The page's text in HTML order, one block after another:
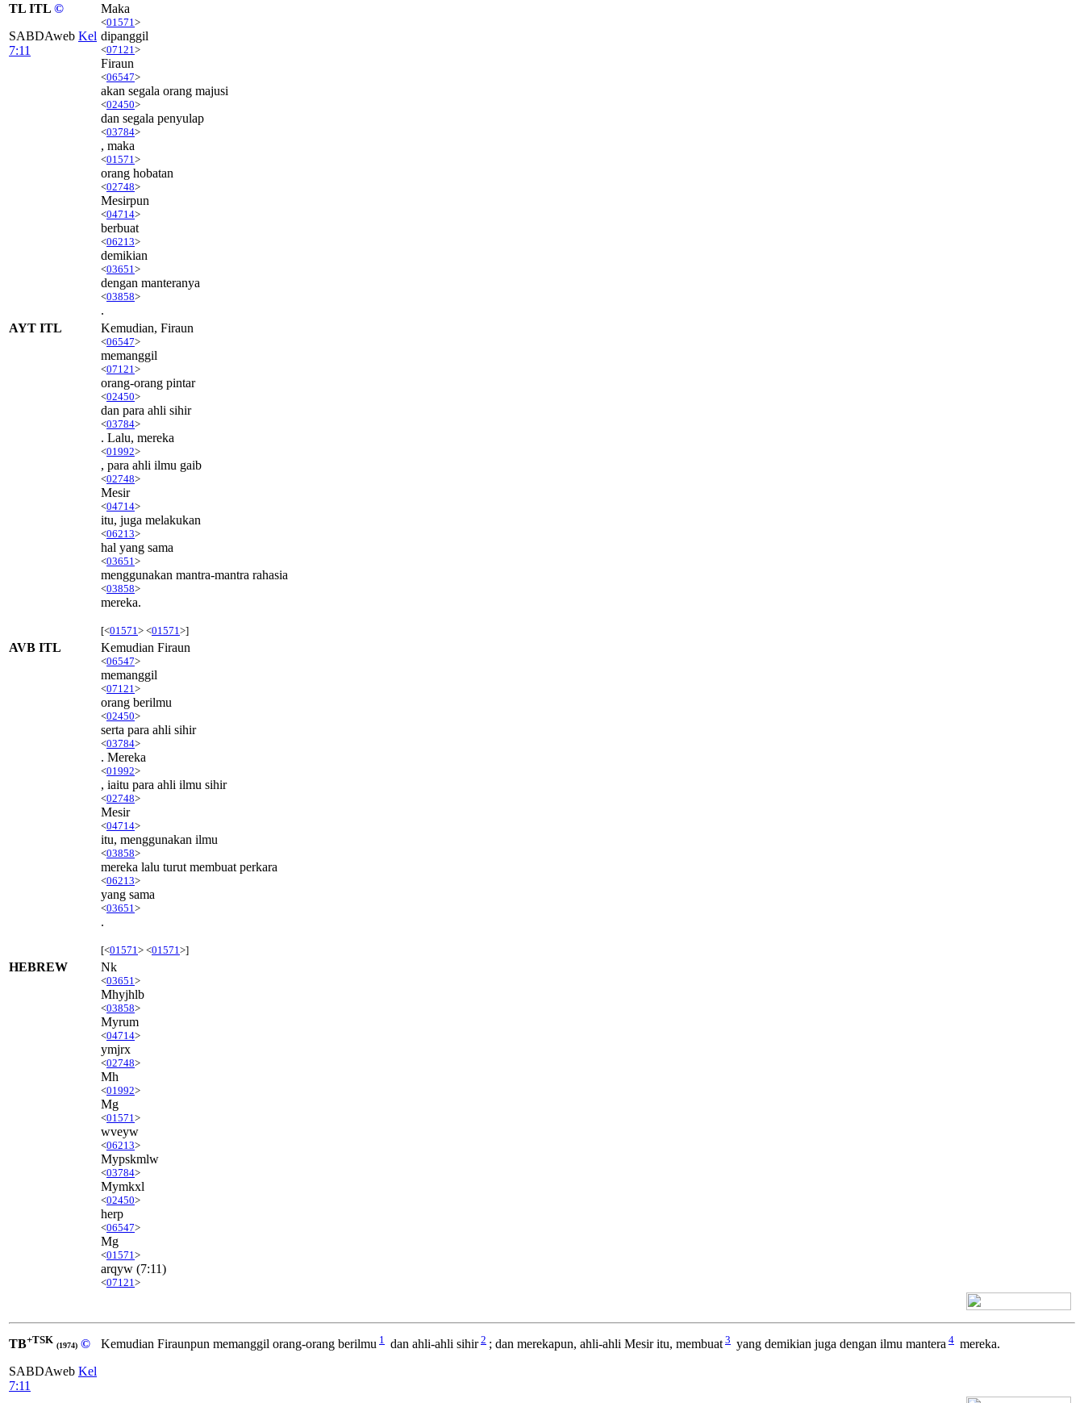
TL ITL ©
SABDAweb Kel
7:11
Maka
<01571 >
dipanggil
<07121 >
Firaun
<06547>
akan segala orang majusi
<02450>
dan segala penyulap
<03784>
, maka
<01571 >
orang hobatan
<02748>
Mesirpun
<04714>
berbuat
<06213>
demikian
<03651 >
dengan manteranya
<03858>
.
AYT ITL
Kemudian, Firaun
<06547>
memanggil
<07121 >
orang-orang pintar
<02450>
dan para ahli sihir
<03784>
. Lalu, mereka
<01992>
, para ahli ilmu gaib
<02748>
Mesir
<04714>
itu, juga melakukan
<06213>
hal yang sama
<03651 >
menggunakan mantra-mantra rahasia
<03858>
mereka.
[<01571 > <01571 >]
AVB ITL Kemudian Firaun
<06547>
memanggil
<07121 >
orang berilmu
<02450>
serta para ahli sihir
<03784>
. Mereka
<01992>
, iaitu para ahli ilmu sihir
<02748>
Mesir
<04714>
itu, menggunakan ilmu
<03858>
mereka lalu turut membuat perkara
<06213>
yang sama
<03651 >
.
[<01571 > <01571 >]
HEBREW Nk
<03651 >
Mhyjhlb
<03858>
Myrum
<04714>
ymjrx
<02748>
Mh
<01992>
Mg
<01571 >
wveyw
<06213>
Mypskmlw
<03784>
Mymkxl
<02450>
herp
<06547>
Mg
<01571 >
arqyw (7:11)
<07121 >
TB+TSK (1974) ©
SABDAweb Kel
7:11
Kemudian Firaunpun memanggil orang-orang berilmu 1 dan ahli-ahli sihir 2 ; dan merekapun, ahli-ahli Mesir itu, membuat 3 yang demikian juga dengan ilmu mantera 4 mereka.